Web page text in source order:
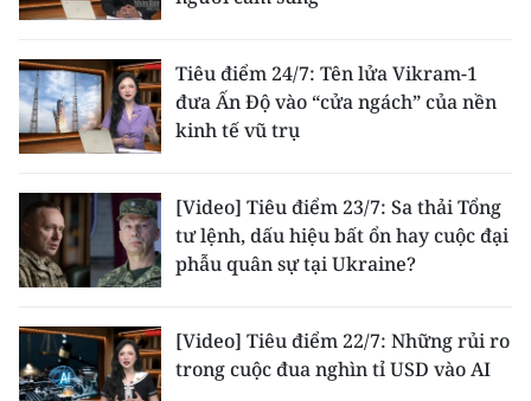
Tiêu điểm 24/7: Tên lửa Vikram-1
đưa Ấn Độ vào “cửa ngách” của nền
kinh tế vũ trụ
[Video] Tiêu điểm 23/7: Sa thải Tổng
tư lệnh, dấu hiệu bất ổn hay cuộc đại
phẫu quân sự tại Ukraine?
[Video] Tiêu điểm 22/7: Những rủi ro
trong cuộc đua nghìn tỉ USD vào AI